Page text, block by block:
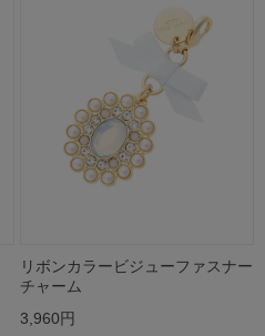
リボンカラービジューファスナー
チャーム
3,960円